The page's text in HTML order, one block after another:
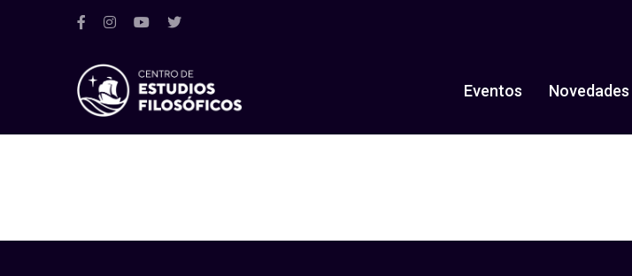
Eventos Novedades